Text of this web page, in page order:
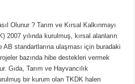
Olunur ? Tarım ve Kırsal Kalkınmayı
) 2007 yılında kurulmuş, kırsal alanların
AB standartlarına ulaşması için buradaki
bazında hibe destekleri vermek
Gıda, Tarım ve Hayvancılık
bir kurum olan TKDK halen